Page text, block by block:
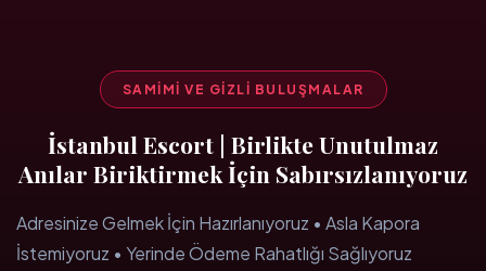
SAMIMI VE GIZLI BULUŞMALAR
İstanbul Escort | Birlikte Unutulmaz
Anılar Biriktirmek İçin Sabırsızlanıyoruz
Adresinize Gelmek İçin Hazırlanıyoruz • Asla Kapora
İstemiyoruz • Yerinde Ödeme Rahatlığı Sağlıyoruz